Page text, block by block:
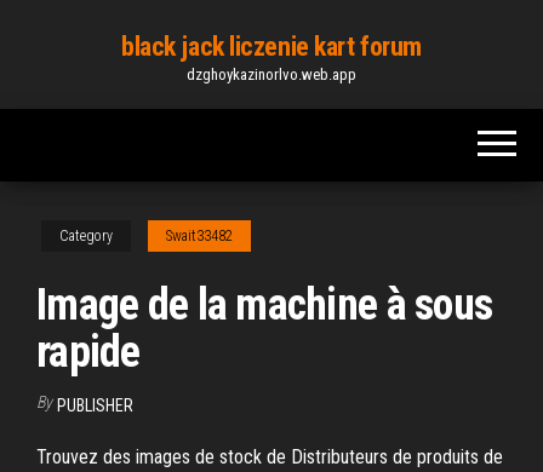
content
black jack liczenie kart forum
dzghoykazinorlvo.web.app
Category Swait33482
Image de la machine à sous
rapide
By PUBLISHER
Trouvez des images de stock de Distributeurs de produits de